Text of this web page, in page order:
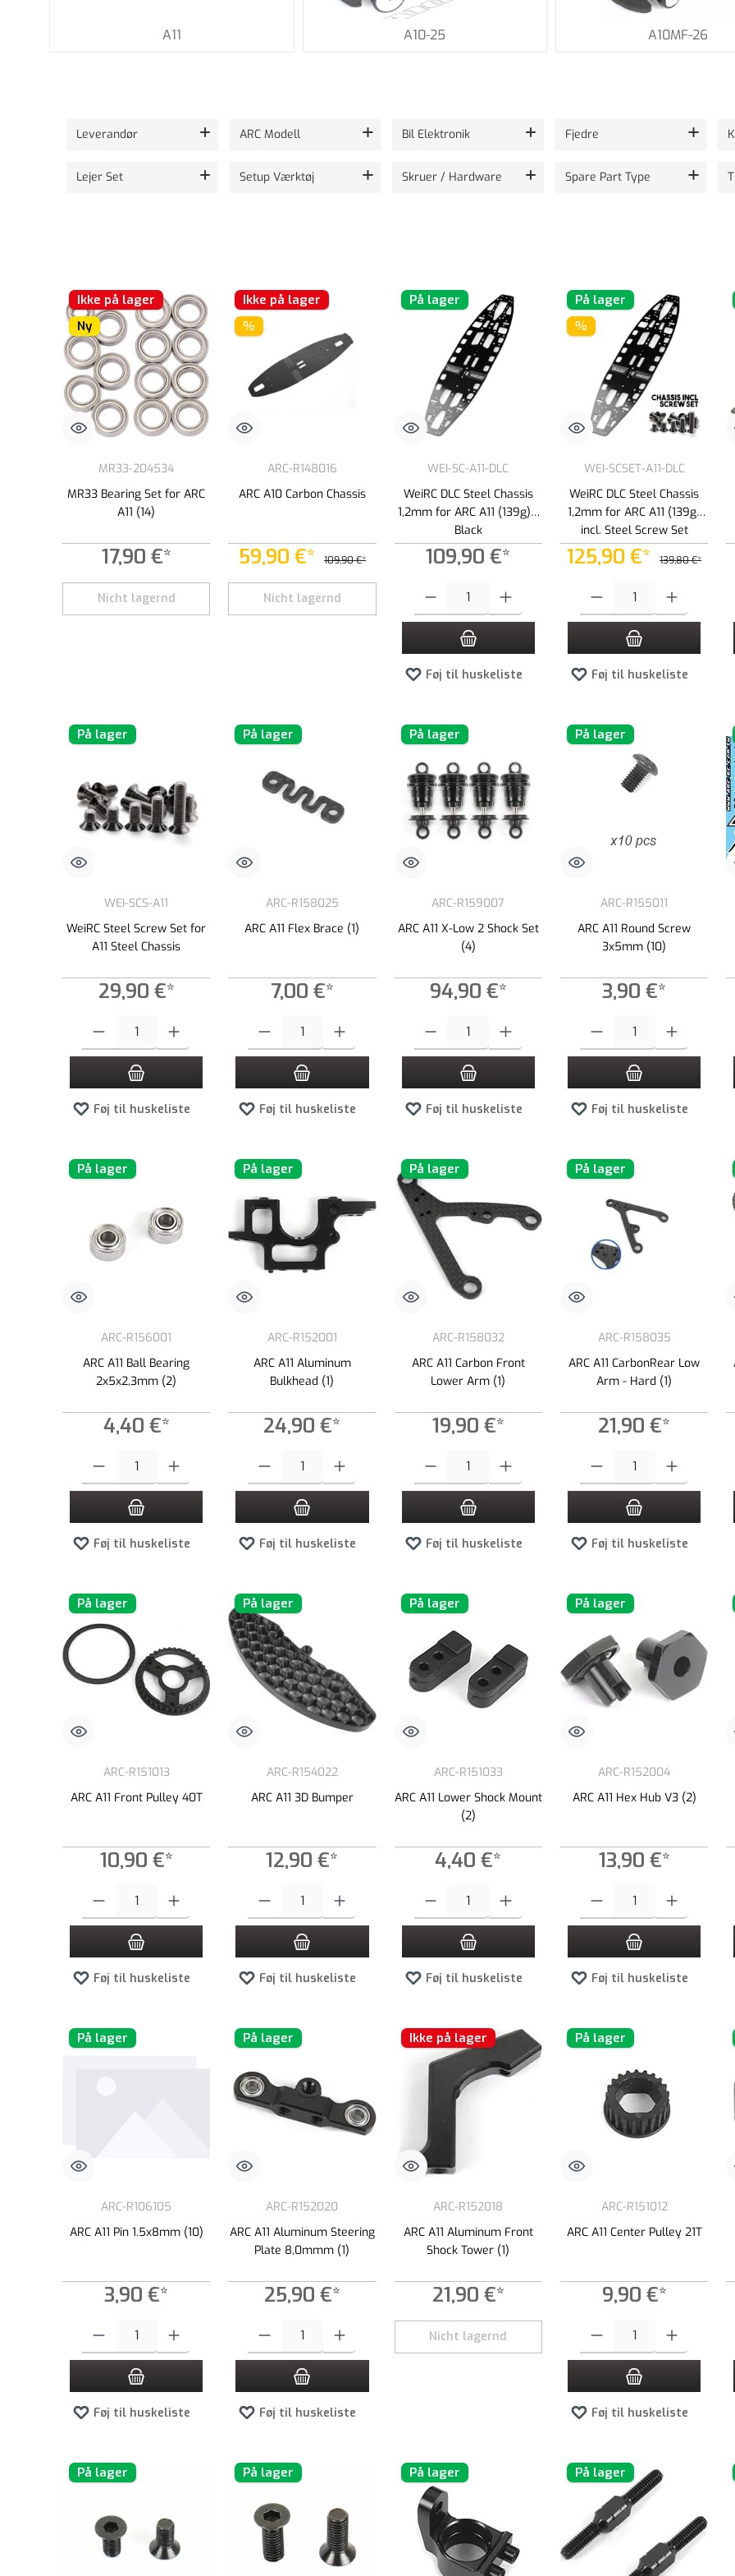
A11 A10-25 A10MF-26
Leverandør ARC Modell Bil Elektronik Fjedre
Lejer Set Setup Værktøj Skruer / Hardware Spare Part Type
Viser 24 ud af 239 produkter.
Ikke på lager
Ny
MR33-204534
MR33 Bearing Set for ARC
A11 (14)
17,90 €*
Nicht lagernd
Ikke på lager
%
ARC-R148016
ARC A10 Carbon Chassis
59,90 €* 109,90 €*
Nicht lagernd
På lager
WEI-SC-A11-DLC
WeiRC DLC Steel Chassis
1,2mm for ARC A11 (139g) -
Black
109,90 €*
Føj til huskeliste
På lager
%
WEI-SCSET-A11-DLC
WeiRC DLC Steel Chassis
1,2mm for ARC A11 (139g)
incl. Steel Screw Set
125,90 €* 139,80 €*
Føj til huskeliste
På lager
WEI-SCS-A11
WeiRC Steel Screw Set for
A11 Steel Chassis
29,90 €*
Føj til huskeliste
På lager
ARC-R158025
ARC A11 Flex Brace (1)
7,00 €*
Føj til huskeliste
På lager
ARC-R159007
ARC A11 X-Low 2 Shock Set
(4)
94,90 €*
Føj til huskeliste
På lager
ARC-R155011
ARC A11 Round Screw
3x5mm (10)
3,90 €*
Føj til huskeliste
På lager
ARC-R156001
ARC A11 Ball Bearing
2x5x2,3mm (2)
4,40 €*
Føj til huskeliste
På lager
ARC-R152001
ARC A11 Aluminum
Bulkhead (1)
24,90 €*
Føj til huskeliste
På lager
ARC-R158032
ARC A11 Carbon Front
Lower Arm (1)
19,90 €*
Føj til huskeliste
På lager
ARC-R158035
ARC A11 CarbonRear Low
Arm - Hard (1)
21,90 €*
Føj til huskeliste
På lager
ARC-R151013
ARC A11 Front Pulley 40T
10,90 €*
Føj til huskeliste
På lager
ARC-R154022
ARC A11 3D Bumper
12,90 €*
Føj til huskeliste
På lager
ARC-R151033
ARC A11 Lower Shock Mount
(2)
4,40 €*
Føj til huskeliste
På lager
ARC-R152004
ARC A11 Hex Hub V3 (2)
13,90 €*
Føj til huskeliste
På lager
ARC-R106105
ARC A11 Pin 1.5x8mm (10)
3,90 €*
Produktmængde: Indtast det ønskede beløb, eller brug knapperne til at øge eller formindske mængden.
Føj til huskeliste
På lager
ARC-R152020
ARC A11 Aluminum Steering
Plate 8,0mmm (1)
25,90 €*
Produktmængde: Indtast det ønskede beløb, eller brug knapperne til at øge eller formindske mængden.
Føj til huskeliste
Ikke på lager
ARC-R152018
ARC A11 Aluminum Front
Shock Tower (1)
21,90 €*
Nicht lagernd
På lager
ARC-R151012
ARC A11 Center Pulley 21T
9,90 €*
Føj til huskeliste
På lager På lager På lager På lager